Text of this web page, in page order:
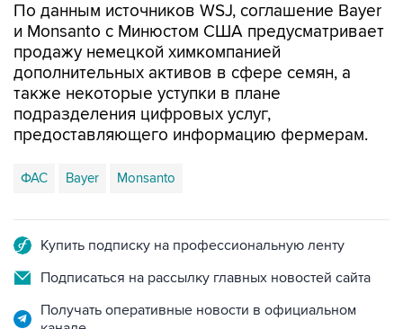
По данным источников WSJ, соглашение Bayer
и Monsanto с Минюстом США предусматривает
продажу немецкой химкомпанией
дополнительных активов в сфере семян, а
также некоторые уступки в плане
подразделения цифровых услуг,
предоставляющего информацию фермерам.
ФАС Bayer Monsanto
Купить подписку на профессиональную ленту
Подписаться на рассылку главных новостей сайта
Получать оперативные новости в официальном